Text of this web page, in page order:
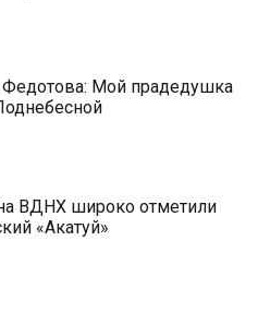
Федотова: Мой прадедушка
ВДНХ широко отметили
«Акатуй»